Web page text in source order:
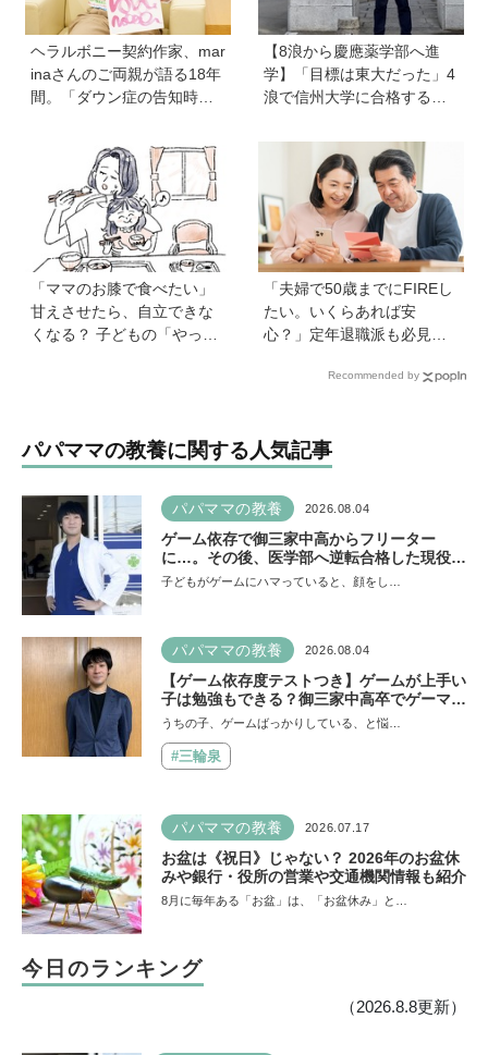
ヘラルボニー契約作家、mar
inaさんのご両親が語る18年
間。「ダウン症の告知時は
も前に進めた理由は…？ 古
代・宇宙文字のような《mar
ina-moji》が人気！
【8浪から慶應薬学部へ進
学】「目標は東大だった」4
浪で信州大学に合格するも1
た理由、今思うことは「学
歴は人の一部にしかすぎな
い」《慶應生よしださん｜
後編》
「ママのお膝で食べたい」
甘えさせたら、自立できな
くなる？ 子どもの「やっ
「夫婦で50歳までにFIREし
たい。いくらあれば安
心？」定年退職派も必見！
ロが解説【連載第13回】
Recommended by
パパママの教養に関する人気記事
パパママの教養 2026.08.04
ゲーム依存で御三家中高からフリーター
に…。その後、医学部へ逆転合格した現役医
師が断言「ゲームの経験が受験勉強に役立っ
子どもがゲームにハマっていると、顔をし…
パパママの教養 2026.08.04
【ゲーム依存度テストつき】ゲームが上手い
子は勉強もできる？御三家中高卒でゲーマー
の医師・阿部智史さんが教えるゲームしなが
うちの子、ゲームばっかりしている、と悩…
#三輪泉
パパママの教養 2026.07.17
お盆は《祝日》じゃない？ 2026年のお盆休
みや銀行・役所の営業や交通機関情報も紹介
8月に毎年ある「お盆」は、「お盆休み」と…
今日のランキング
（2026.8.8更新）